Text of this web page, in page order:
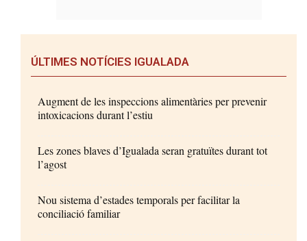
ÚLTIMES NOTÍCIES IGUALADA
Augment de les inspeccions alimentàries per prevenir
intoxicacions durant l’estiu
Les zones blaves d’Igualada seran gratuïtes durant tot
l’agost
Nou sistema d’estades temporals per facilitar la
conciliació familiar